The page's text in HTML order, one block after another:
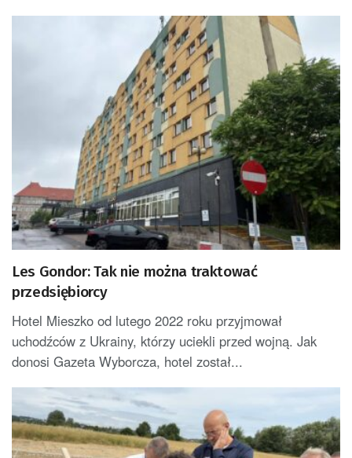
Les Gondor: Tak nie można traktować
przedsiębiorcy
Hotel Mieszko od lutego 2022 roku przyjmował
uchodźców z Ukrainy, którzy uciekli przed wojną. Jak
donosi Gazeta Wyborcza, hotel został...